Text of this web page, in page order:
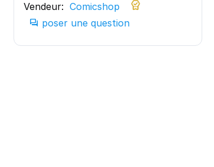
Vendeur: Comicshop
poser une question